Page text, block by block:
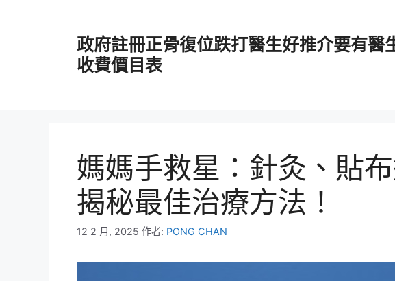
政府註冊正骨復位跌打醫生好推介要有醫
收費價目表
媽媽手救星：針灸、貼
揭秘最佳治療方法！
12 2 月, 2025 作者: PONG CHAN